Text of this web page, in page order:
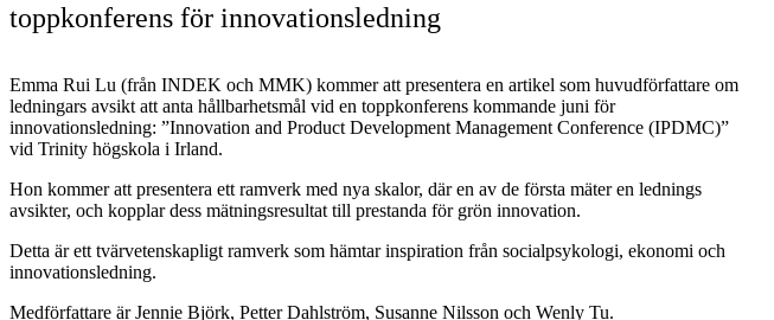
toppkonferens för innovationsledning
Emma Rui Lu (från INDEK och MMK) kommer att presentera en artikel som huvudförfattare om
ledningars avsikt att anta hållbarhetsmål vid en toppkonferens kommande juni för
innovationsledning: ”Innovation and Product Development Management Conference (IPDMC)”
vid Trinity högskola i Irland.
Hon kommer att presentera ett ramverk med nya skalor, där en av de första mäter en lednings
avsikter, och kopplar dess mätningsresultat till prestanda för grön innovation.
Detta är ett tvärvetenskapligt ramverk som hämtar inspiration från socialpsykologi, ekonomi och
innovationsledning.
Medförfattare är Jennie Björk, Petter Dahlström, Susanne Nilsson och Wenly Tu.